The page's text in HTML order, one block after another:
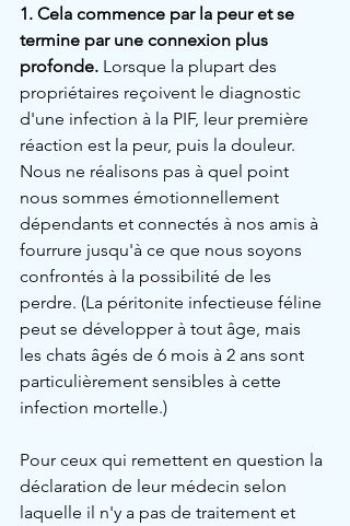
1. Cela commence par la peur et se
termine par une connexion plus
profonde. Lorsque la plupart des
propriétaires reçoivent le diagnostic
d'une infection à la PIF, leur première
réaction est la peur, puis la douleur.
Nous ne réalisons pas à quel point
nous sommes émotionnellement
dépendants et connectés à nos amis à
fourrure jusqu'à ce que nous soyons
confrontés à la possibilité de les
perdre. (La péritonite infectieuse féline
peut se développer à tout âge, mais
les chats âgés de 6 mois à 2 ans sont
particulièrement sensibles à cette
infection mortelle.)
Pour ceux qui remettent en question la
déclaration de leur médecin selon
laquelle il n'y a pas de traitement et